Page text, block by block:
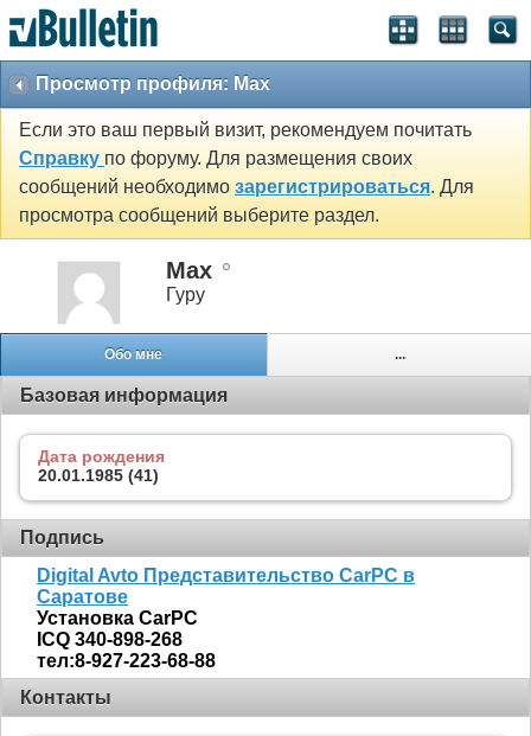
Просмотр профиля: Max
Если это ваш первый визит, рекомендуем почитать
Справку по форуму. Для размещения своих
сообщений необходимо зарегистрироваться. Для
просмотра сообщений выберите раздел.
Max
Гуру
Обо мне ...
Базовая информация
Дата рождения
20.01.1985 (41)
Подпись
Digital Avto Представительство CarPC в
Саратове
Установка CarPC
ICQ 340-898-268
тел:8-927-223-68-88
Контакты